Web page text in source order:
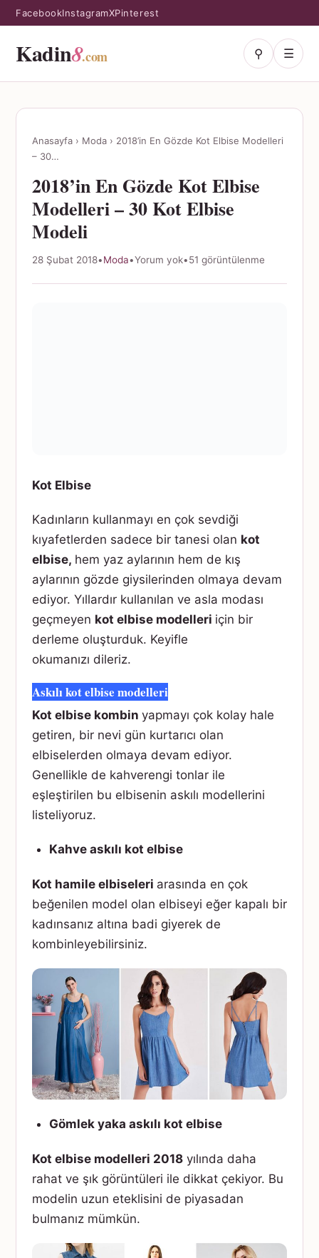
FacebookInstagramXPinterest
Kadin8.com ⚲ ☰
Anasayfa › Moda › 2018’in En Gözde Kot Elbise Modelleri
– 30…
2018’in En Gözde Kot Elbise
Modelleri – 30 Kot Elbise
Modeli
28 Şubat 2018•Moda•Yorum yok•51 görüntülenme
Kot Elbise
Kadınların kullanmayı en çok sevdiği
kıyafetlerden sadece bir tanesi olan kot
elbise, hem yaz aylarının hem de kış
aylarının gözde giysilerinden olmaya devam
ediyor. Yıllardır kullanılan ve asla modası
geçmeyen kot elbise modelleri için bir
derleme oluşturduk. Keyifle
okumanızı dileriz.
Askılı kot elbise modelleri
Kot elbise kombin yapmayı çok kolay hale
getiren, bir nevi gün kurtarıcı olan
elbiselerden olmaya devam ediyor.
Genellikle de kahverengi tonlar ile
eşleştirilen bu elbisenin askılı modellerini
listeliyoruz.
Kahve askılı kot elbise
Kot hamile elbiseleri arasında en çok
beğenilen model olan elbiseyi eğer kapalı bir
kadınsanız altına badi giyerek de
kombinleyebilirsiniz.
Gömlek yaka askılı kot elbise
Kot elbise modelleri 2018 yılında daha
rahat ve şık görüntüleri ile dikkat çekiyor. Bu
modelin uzun eteklisini de piyasadan
bulmanız mümkün.